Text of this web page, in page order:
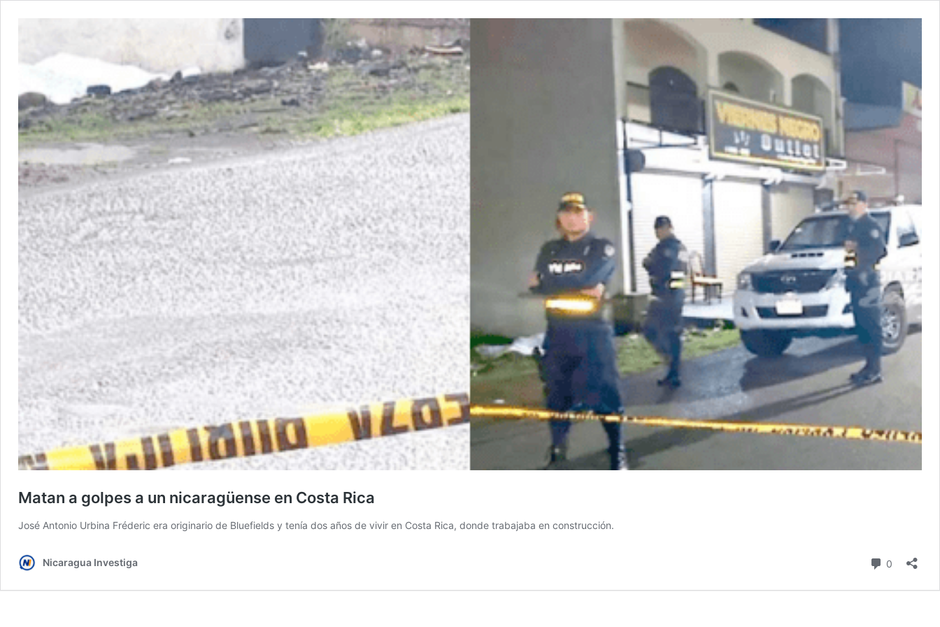
Matan a golpes a un nicaragüense en Costa Rica
José Antonio Urbina Fréderic era originario de Bluefields y tenía dos años de vivir en Costa Rica, donde trabajaba en construcción.
Nicaragua Investiga 0